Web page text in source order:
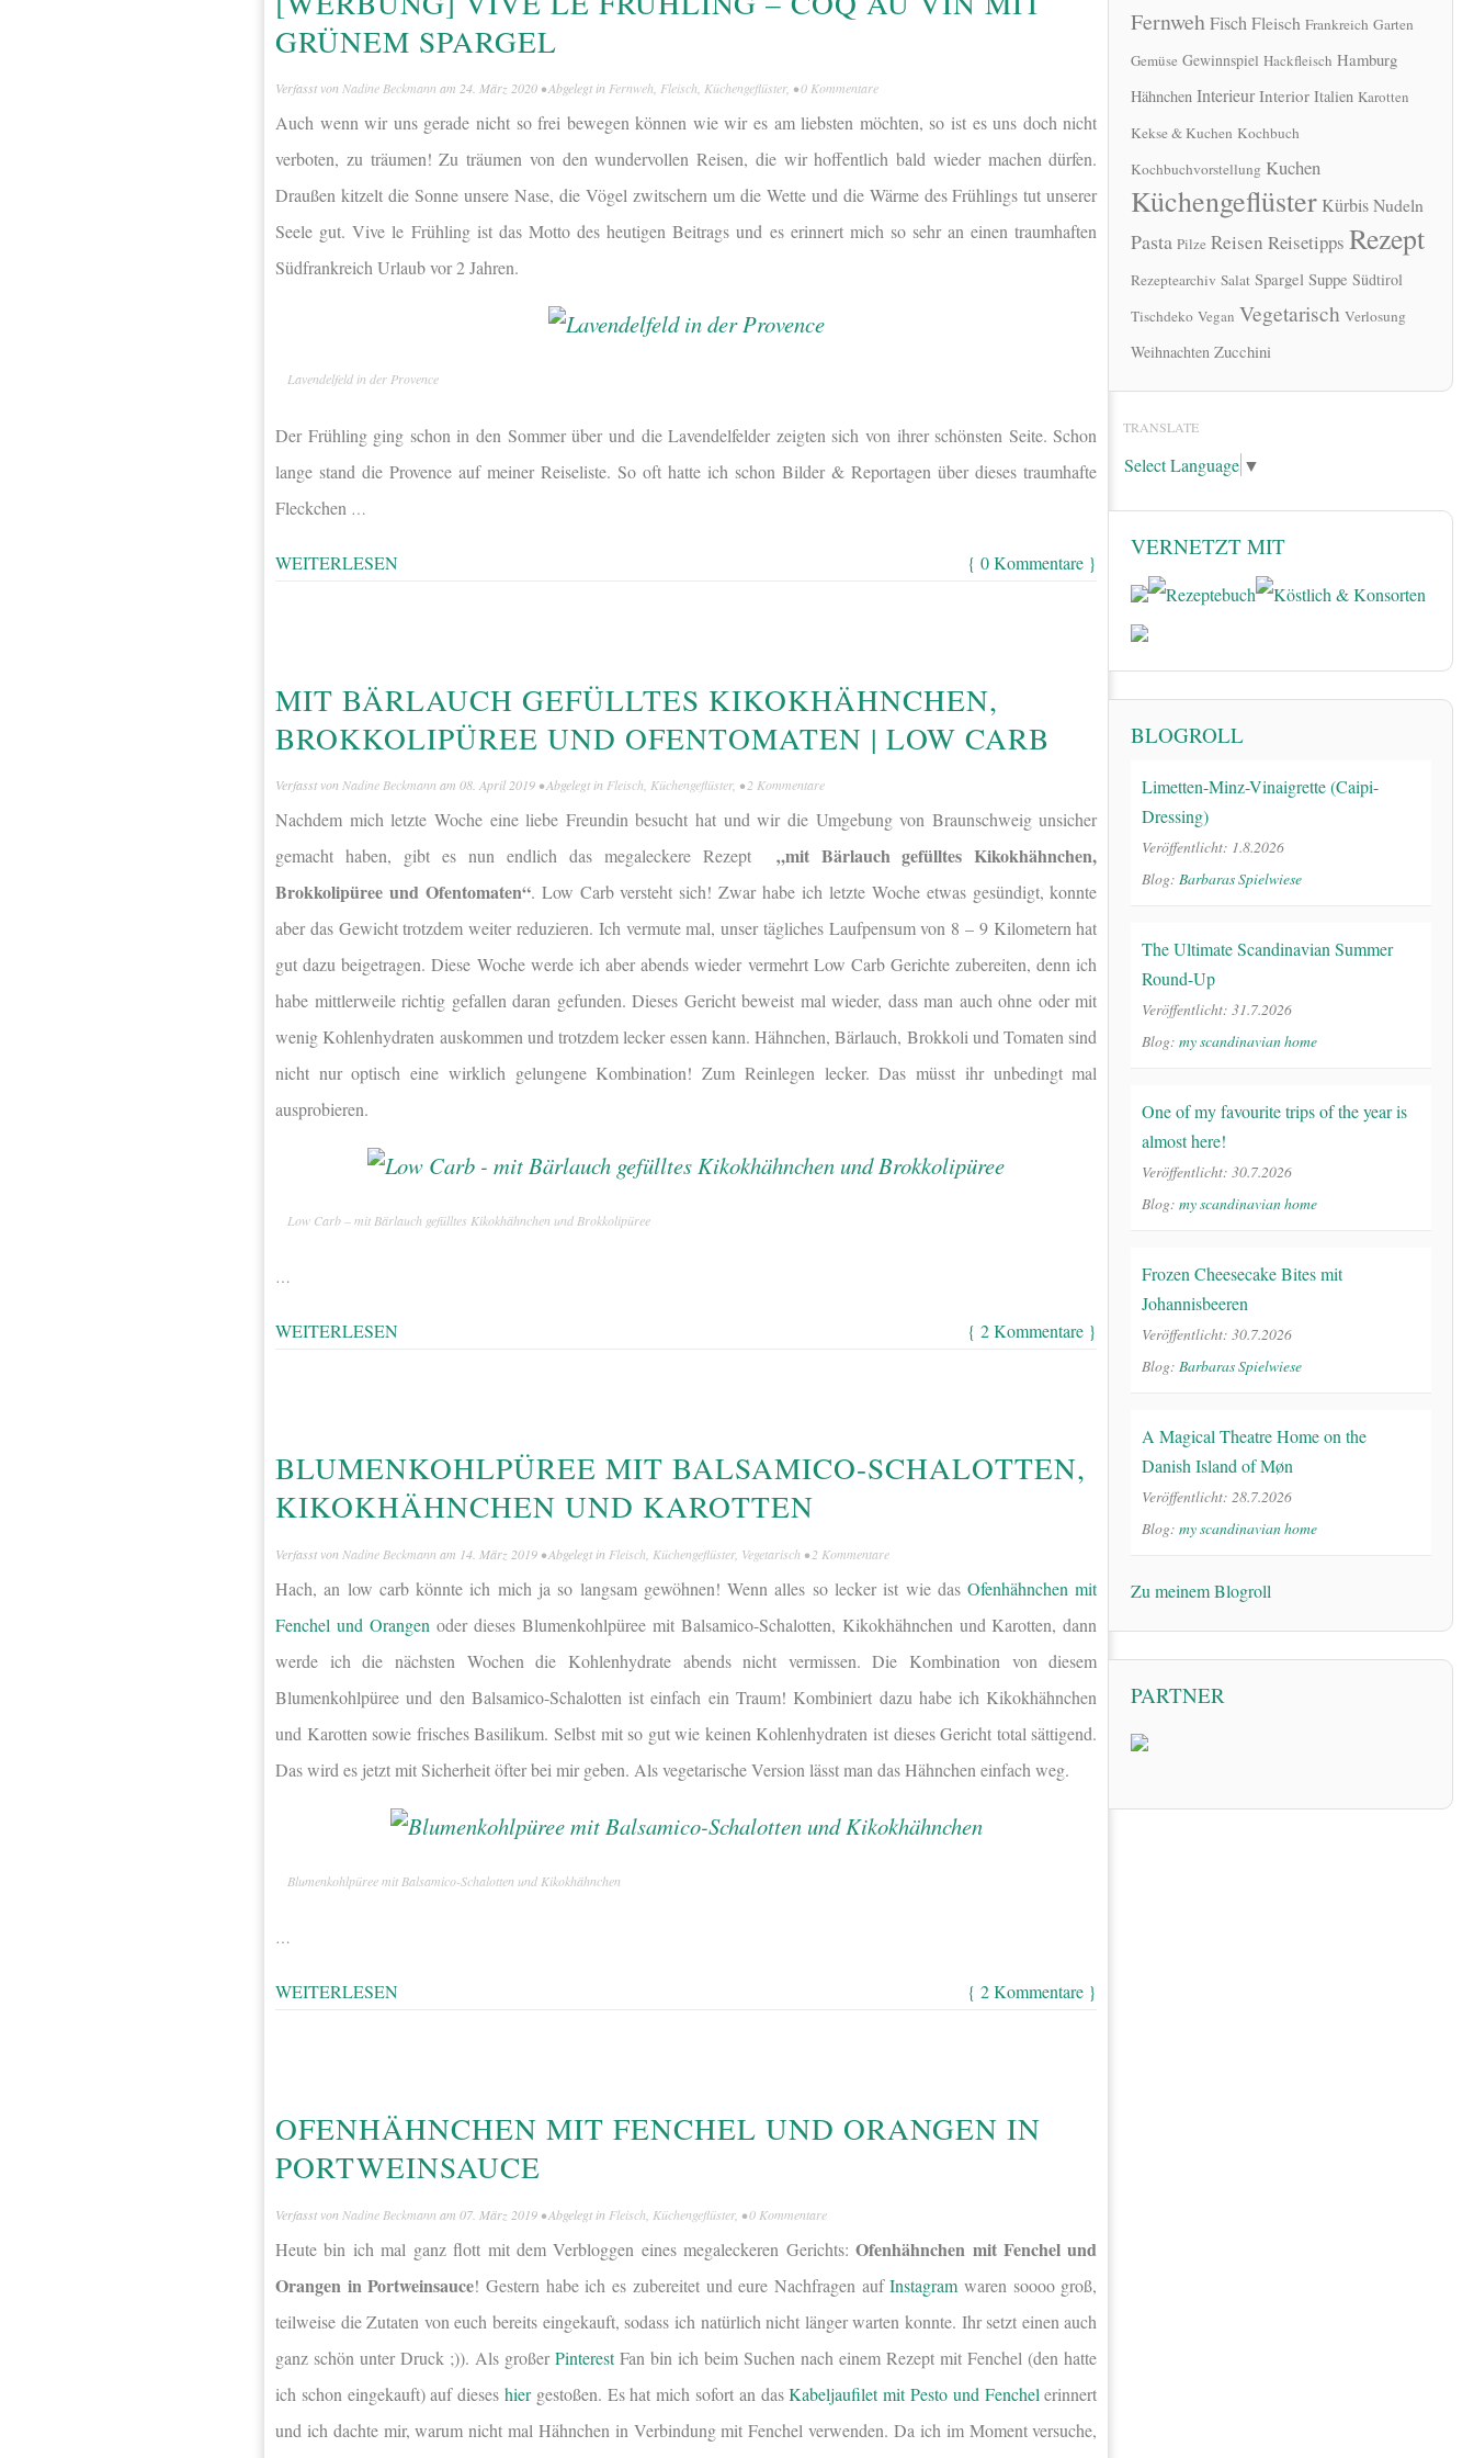
GRÜNEM SPARGEL
Verfasst von Nadine Beckmann am 24. März 2020 • Abgelegt in Fernweh Fleisch Küchengeflüster, •0 Kommentare
Auch wenn wir uns gerade nicht so frei bewegen können wie wir es am liebsten möchten, so ist es uns doch nicht
verboten, zu träumen! Zu träumen von den wundervollen Reisen, die wir hoffentlich bald wieder machen dürfen.
Draußen kitzelt die Sonne unsere Nase, die Vögel zwitschern um die Wette und die Wärme des Frühlings tut unserer
Seele gut. Vive le Frühling ist das Motto des heutigen Beitrags und es erinnert mich so sehr an einen traumhaften
Südfrankreich Urlaub vor 2 Jahren.
Lavendelfeld in der Provence
Der Frühling ging schon in den Sommer über und die Lavendelfelder zeigten sich von ihrer schönsten Seite. Schon
lange stand die Provence auf meiner Reiseliste. So oft hatte ich schon Bilder & Reportagen über dieses traumhafte
Fleckchen …
WEITERLESEN { 0 Kommentare }
MIT BÄRLAUCH GEFÜLLTES KIKOKHÄHNCHEN,
BROKKOLIPÜREE UND OFENTOMATEN | LOW CARB
Verfasst von Nadine Beckmann am 08. April 2019 • Abgelegt in Fleisch Küchengeflüster, •2 Kommentare
Nachdem mich letzte Woche eine liebe Freundin besucht hat und wir die Umgebung von Braunschweig unsicher
gemacht haben, gibt es nun endlich das megaleckere Rezept „mit Bärlauch gefülltes Kikokhähnchen,
Brokkolipüree und Ofentomaten“. Low Carb versteht sich! Zwar habe ich letzte Woche etwas gesündigt, konnte
aber das Gewicht trotzdem weiter reduzieren. Ich vermute mal, unser tägliches Laufpensum von 8 – 9 Kilometern hat
gut dazu beigetragen. Diese Woche werde ich aber abends wieder vermehrt Low Carb Gerichte zubereiten, denn ich
habe mittlerweile richtig gefallen daran gefunden. Dieses Gericht beweist mal wieder, dass man auch ohne oder mit
wenig Kohlenhydraten auskommen und trotzdem lecker essen kann. Hähnchen, Bärlauch, Brokkoli und Tomaten sind
nicht nur optisch eine wirklich gelungene Kombination! Zum Reinlegen lecker. Das müsst ihr unbedingt mal
ausprobieren.
Low Carb – mit Bärlauch gefülltes Kikokhähnchen und Brokkolipüree
…
WEITERLESEN { 2 Kommentare }
BLUMENKOHLPÜREE MIT BALSAMICO-SCHALOTTEN,
KIKOKHÄHNCHEN UND KAROTTEN
Verfasst von Nadine Beckmann am 14. März 2019 • Abgelegt in Fleisch Küchengeflüster, Vegetarisch •2 Kommentare
Hach, an low carb könnte ich mich ja so langsam gewöhnen! Wenn alles so lecker ist wie dasOfenhähnchen mit
Fenchel und Orangen oder dieses Blumenkohlpüree mit Balsamico-Schalotten, Kikokhähnchen und Karotten, dann
werde ich die nächsten Wochen die Kohlenhydrate abends nicht vermissen. Die Kombination von diesem
Blumenkohlpüree und den Balsamico-Schalotten ist einfach ein Traum! Kombiniert dazu habe ich Kikokhähnchen
und Karotten sowie frisches Basilikum. Selbst mit so gut wie keinen Kohlenhydraten ist dieses Gericht total sättigend.
Das wird es jetzt mit Sicherheit öfter bei mir geben. Als vegetarische Version lässt man das Hähnchen einfach weg.
Blumenkohlpüree mit Balsamico-Schalotten und Kikokhähnchen
…
WEITERLESEN { 2 Kommentare }
OFENHÄHNCHEN MIT FENCHEL UND ORANGEN IN
PORTWEINSAUCE
Verfasst von Nadine Beckmann am 07. März 2019 • Abgelegt in Fleisch Küchengeflüster, •0 Kommentare
Heute bin ich mal ganz flott mit dem Verbloggen eines megaleckeren Gerichts:Ofenhähnchen mit Fenchel und
Orangen in Portweinsauce! Gestern habe ich es zubereitet und eure Nachfragen aufInstagram waren soooo groß,
teilweise die Zutaten von euch bereits eingekauft, sodass ich natürlich nicht länger warten konnte. Ihr setzt einen auch
ganz schön unter Druck ;)). Als großerPinterestFan bin ich beim Suchen nach einem Rezept mit Fenchel (den hatte
ich schon eingekauft) auf dieseshier gestoßen. Es hat mich sofort an dasKabeljaufilet mit Pesto und Fenchel erinnert
und ich dachte mir, warum nicht mal Hähnchen in Verbindung mit Fenchel verwenden. Da ich im Moment versuche,
FernwehFischFleisch Frankreich Garten
Gemüse Gewinnspiel Hackfleisch Hamburg
Hähnchen Interieur Interior Italien Karotten
Kekse & Kuchen Kochbuch
Kochbuchvorstellung Kuchen
Küchengeflüster KürbisNudeln
Pasta Pilze Reisen Reisetipps Rezept
Rezeptearchiv Salat Spargel Suppe Südtirol
Tischdeko Vegan Vegetarisch Verlosung
Weihnachten Zucchini
TRANSLATE
Select Language ▼
VERNETZT MIT
BLOGROLL
Limetten-Minz-Vinaigrette (Caipi-
Dressing)
Veröffentlicht: 1.8.2026
Blog: Barbaras Spielwiese
The Ultimate Scandinavian Summer
Round-Up
Veröffentlicht: 31.7.2026
Blog: my scandinavian home
One of my favourite trips of the year is
almost here!
Veröffentlicht: 30.7.2026
Blog: my scandinavian home
Frozen Cheesecake Bites mit
Johannisbeeren
Veröffentlicht: 30.7.2026
Blog: Barbaras Spielwiese
A Magical Theatre Home on the
Danish Island of Møn
Veröffentlicht: 28.7.2026
Blog: my scandinavian home
Zu meinem Blogroll
PARTNER